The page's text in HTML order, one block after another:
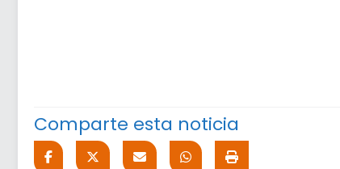
Comparte esta noticia